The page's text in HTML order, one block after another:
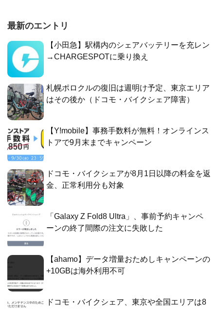
最新のエントリ
【小田急】駅構内のシェアバッテリーを充レン
→CHARGESPOTに乗り換え
札幌ポロクルの復旧は週明け予定、東京エリア
はその後か（ドコモ・バイクシェア障害）
【Y!mobile】事務手数料が無料！オンラインス
トアで9月末までキャンペーン
ドコモ・バイクシェアが8月1日以降の料金を返
金、正常利用分も対象
「Galaxy Z Fold8 Ultra」、事前予約キャンペ
ーンの終了間際の注文に失敗した
【ahamo】データ増量おためしキャンペーンの
+10GBは海外利用不可
ドコモ・バイクシェア、東京や全国エリアは8